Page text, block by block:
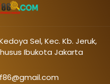
Sel, Kec. Kb. Jeruk,
Ibukota Jakarta